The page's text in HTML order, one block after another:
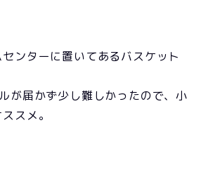
ンターに置いてあるバスケット
が届かず少し難しかったので、小
スメ。